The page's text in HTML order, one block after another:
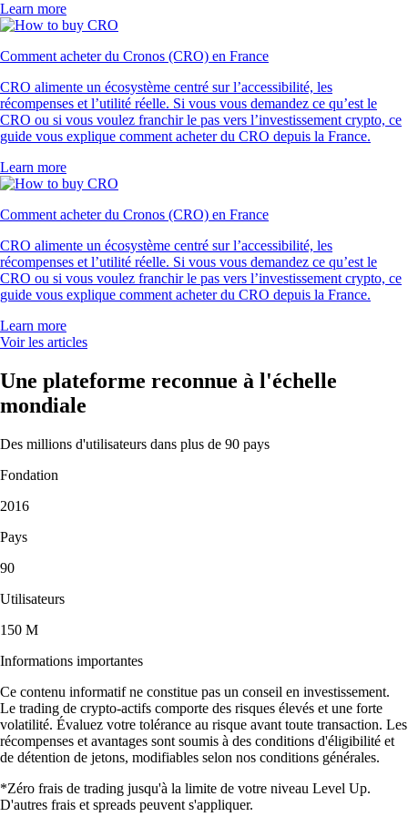
Learn more
Comment acheter du Cronos (CRO) en France
CRO alimente un écosystème centré sur l’accessibilité, les
récompenses et l’utilité réelle. Si vous vous demandez ce qu’est le
CRO ou si vous voulez franchir le pas vers l’investissement crypto, ce
guide vous explique comment acheter du CRO depuis la France.
Learn more
Comment acheter du Cronos (CRO) en France
CRO alimente un écosystème centré sur l’accessibilité, les
récompenses et l’utilité réelle. Si vous vous demandez ce qu’est le
CRO ou si vous voulez franchir le pas vers l’investissement crypto, ce
guide vous explique comment acheter du CRO depuis la France.
Learn more
Voir les articles
Une plateforme reconnue à l'échelle
mondiale
Des millions d'utilisateurs dans plus de 90 pays
Fondation
2016
Pays
90
Utilisateurs
150 M
Informations importantes
Ce contenu informatif ne constitue pas un conseil en investissement.
Le trading de crypto-actifs comporte des risques élevés et une forte
volatilité. Évaluez votre tolérance au risque avant toute transaction. Les
récompenses et avantages sont soumis à des conditions d'éligibilité et
de détention de jetons, modifiables selon nos conditions générales.
*Zéro frais de trading jusqu'à la limite de votre niveau Level Up.
D'autres frais et spreads peuvent s'appliquer.